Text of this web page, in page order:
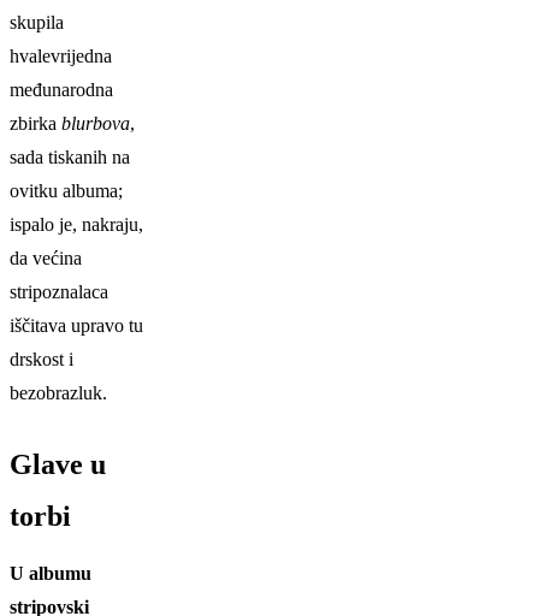
skupila
hvalevrijedna
međunarodna
zbirka blurbova,
sada tiskanih na
ovitku albuma;
ispalo je, nakraju,
da većina
stripoznalaca
iščitava upravo tu
drskost i
bezobrazluk.
Glave u
torbi
U albumu
stripovski